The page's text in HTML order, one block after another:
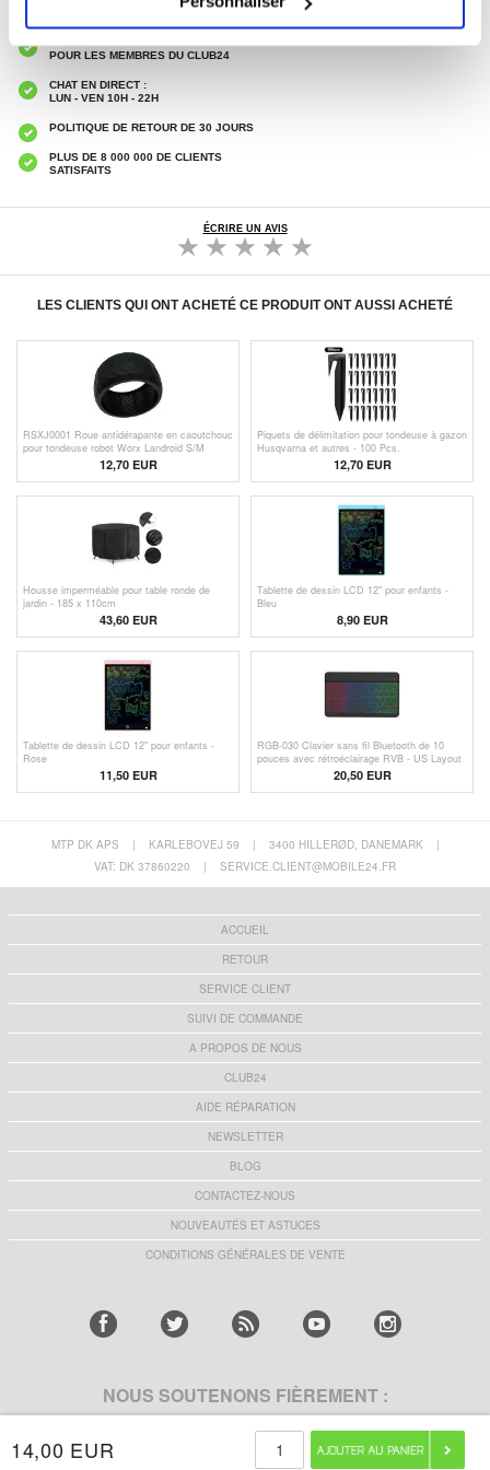
POUR LES MEMBRES DU CLUB24
CHAT EN DIRECT :
LUN - VEN 10H - 22H
POLITIQUE DE RETOUR DE 30 JOURS
PLUS DE 8 000 000 DE CLIENTS
SATISFAITS
ÉCRIRE UN AVIS
LES CLIENTS QUI ONT ACHETÉ CE PRODUIT ONT AUSSI ACHETÉ
RSXJ0001 Roue antidérapante en caoutchouc
pour tondeuse robot Worx Landroid S/M
12,70 EUR
Piquets de délimitation pour tondeuse à gazon
Husqvarna et autres - 100 Pcs.
12,70 EUR
Housse imperméable pour table ronde de
jardin - 185 x 110cm
43,60 EUR
Tablette de dessin LCD 12" pour enfants -
Bleu
8,90 EUR
Tablette de dessin LCD 12" pour enfants -
Rose
11,50 EUR
RGB-030 Clavier sans fil Bluetooth de 10
pouces avec rétroéclairage RVB - US Layout
20,50 EUR
14,00 EUR
MTP DK APS | KARLEBOVEJ 59 | 3400 HILLERØD, DANEMARK
|
VAT: DK 37860220
| SERVICE.CLIENT@MOBILE24.FR
ACCUEIL
RETOUR
SERVICE CLIENT
SUIVI DE COMMANDE
A PROPOS DE NOUS
CLUB24
AIDE RÉPARATION
NEWSLETTER
BLOG
CONTACTEZ-NOUS
NOUVEAUTÉS ET ASTUCES
CONDITIONS GÉNÉRALES DE VENTE
NOUS SOUTENONS FIÈREMENT :